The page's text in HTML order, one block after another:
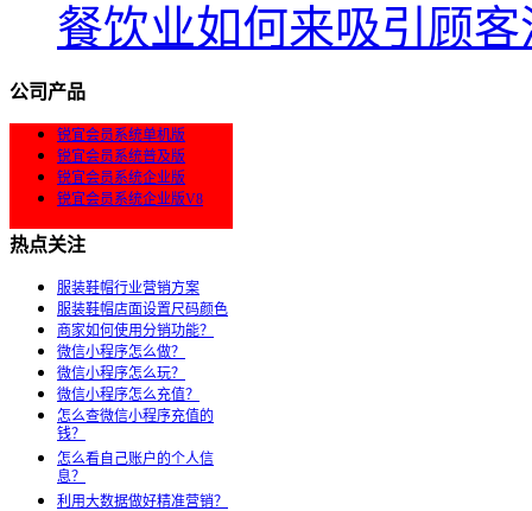
餐饮业如何来吸引顾
公司产品
锐宜会员系统单机版
锐宜会员系统普及版
锐宜会员系统企业版
锐宜会员系统企业版V8
热点关注
服装鞋帽行业营销方案
服装鞋帽店面设置尺码颜色
商家如何使用分销功能？
微信小程序怎么做？
微信小程序怎么玩？
微信小程序怎么充值？
怎么查微信小程序充值的
钱？
怎么看自己账户的个人信
息？
利用大数据做好精准营销？